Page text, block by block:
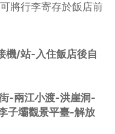
將行李寄存於飯店前
機/站-入住飯店後自
-兩江小渡-洪崖洞-
子壩觀景平臺-解放